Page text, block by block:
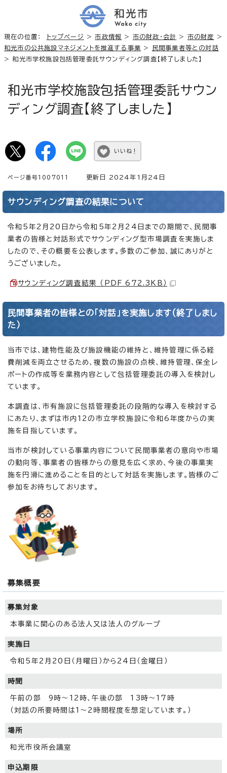
現在の位置： トップページ >市政情報 > 市の財政・会計 > 市の財産
>
和光市の公共施設マネジメントを推進する事業 >
民間事業者等との対話
> 和光市学校施設包括管理委託サウンディング調査【終了しました】
和光市学校施設包括管理委託サウン
ディング調査【終了しました】
いいね！
ページ番号1007011 更新日 2024年1月24日
サウンディング調査の結果について
令和5年2月20日から令和5年2月24日までの期間で、民間事
業者の皆様と対話形式でサウンディング型市場調査を実施しま
したので、その概要を公表します。多数のご参加、誠にありがと
うございました。
サウンディング調査結果 （PDF 672.3KB）
民間事業者の皆様との「対話」を実施します(終了しまし
た）
当市では、建物性能及び施設機能の維持と、維持管理に係る経
費削減を両立させるため、複数の施設の点検、維持管理、保全レ
ポートの作成等を業務内容として包括管理委託の導入を検討し
ています。
本調査は、市有施設に包括管理委託の段階的な導入を検討する
にあたり、まずは市内12の市立学校施設に令和6年度からの実
施を目指しています。
当市が検討している事業内容について民間事業者の意向や市場
の動向等、事業者の皆様からの意見を広く求め、今後の事業実
施を円滑に進めることを目的として対話を実施します。皆様のご
参加をお待ちしております。
募集概要
募集対象
本事業に関心のある法人又は法人のグループ
実施日
令和5年2月20日（月曜日）から24日（金曜日）
時間
午前の部 9時～12時、午後の部 13時～17時
（対話の所要時間は1～2時間程度を想定しています。）
場所
和光市役所会議室
申込期限